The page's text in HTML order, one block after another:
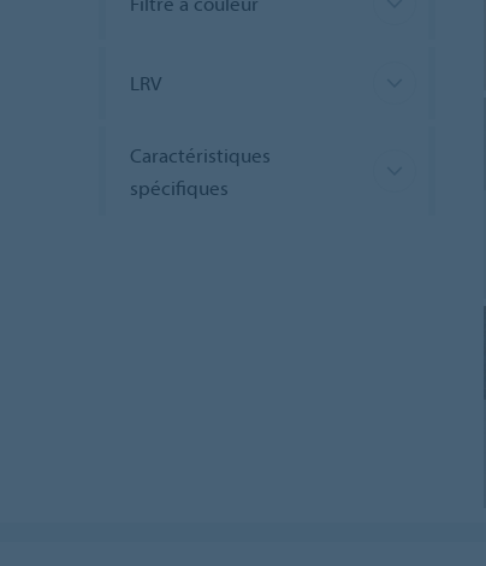
LRV
Caractéristiques
spécifiques